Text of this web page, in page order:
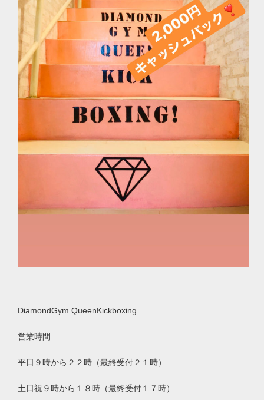
DiamondGym QueenKickboxing
営業時間
平日９時から２２時（最終受付２１時）
土日祝９時から１８時（最終受付１７時）